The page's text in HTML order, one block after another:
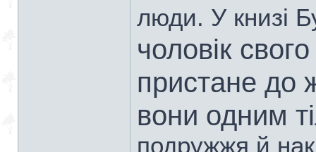
люди. У книзі
чоловік
пристане до
вони одним
подружжя й